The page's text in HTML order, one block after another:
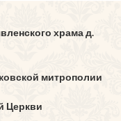
храма д.
митрополии
Церкви